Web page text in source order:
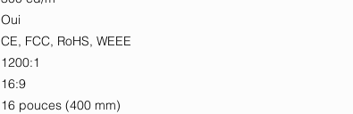
Oui
CE, FCC, RoHS, WEEE
1200:1
16:9
16 pouces (400 mm)